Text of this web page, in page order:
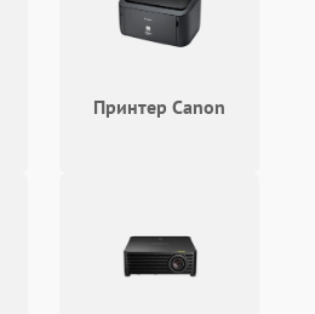
Принтер Canon